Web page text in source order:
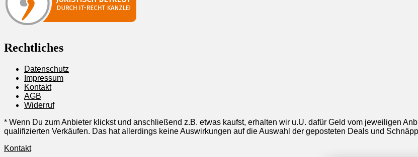
Rechtliches
Datenschutz
Impressum
Kontakt
AGB
Widerruf
* Wenn Du zum Anbieter klickst und anschließend z.B. etwas kaufst, erhalten wir u.U. dafür Geld vom jeweiligen
qualifizierten Verkäufen. Das hat allerdings keine Auswirkungen auf die Auswahl der geposteten Deals und
Kontakt